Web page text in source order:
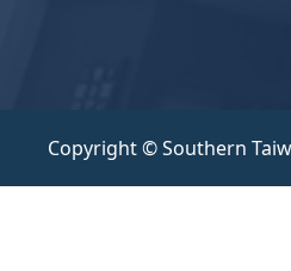
Copyright © Southern